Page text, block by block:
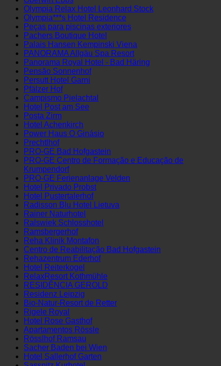
Hotel Oberraindlhof
Oberwirt Ebbs
Olympia Relax Hotel Leonhard Stock
Olympia***s Hotel Residence
Peças para piscinas exteriores
Pachers Boutique Hotel
Palais Hansen Kempinski Viena
PANORAMA Allgäu Spa Resort
Panorama Royal Hotel - Bad Häring
Pensão Sonnenhof
Persutt Hotel Garni
Pfälzer Hof
Campismo Pielachtal
Hotel Post am See
Posta Zirm
Hotel Achenkirch
Power Haus O Ginásio
Prechtlhof
PRO-GE Bad Hofgastein
PRO-GE Centro de Formação e Educação de
Krumpendorf
PRO-GE Ferienanlage Velden
Hotel Privado Probst
Hotel Pustertalerhof
Radisson Blu Hotel Lietuva
Rainer Naturhotel
Ralswiek Schlosshotel
Ramsbergerhof
Reha Klinik Montafon
Centro de Reabilitação Bad Hofgastein
Rehazentrum Ederhof
Hotel Reiterkogel
RelaxResort Kothmühle
RESIDÊNCIA GEROLD
Residenz Leipzig
Bio-Natur-Resort de Retter
Rigele Royal
Hotel Rose Gasthof
Apartamentos Rössle
Rösslhof Ramsau
Sacher Baden bei Wien